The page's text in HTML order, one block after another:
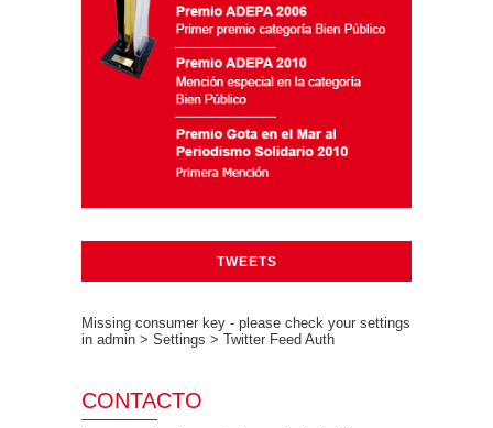
TWEETS
Missing consumer key - please check your settings
in admin > Settings > Twitter Feed Auth
CONTACTO